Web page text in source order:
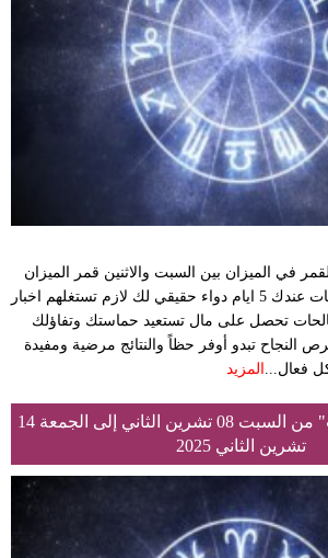
في الميزان بين السبت والاثنين قمر الميزان
مساعد اختفت الضغوضات عندك 5 ايام دواء حقيقي لك لازم تستغلهم اخبار
تحصل على مال تستعيد حماستك وتفاؤلك
النجاح تبدو أوفر حظاً والنتائج مرضية ومفيدة
فعال... المزيد
توقعات برج "الحوت" من السبت 08 تشرين الثاني إلى الجمعة 14
تشرين الثاني 2025